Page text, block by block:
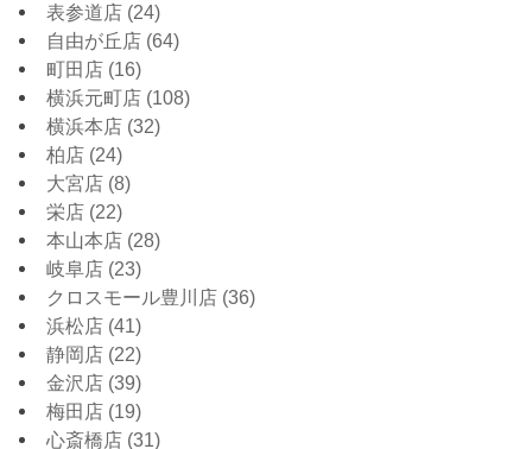
表参道店 (24)
自由が丘店 (64)
町田店 (16)
横浜元町店 (108)
横浜本店 (32)
柏店 (24)
大宮店 (8)
栄店 (22)
本山本店 (28)
岐阜店 (23)
クロスモール豊川店 (36)
浜松店 (41)
静岡店 (22)
金沢店 (39)
梅田店 (19)
心斎橋店 (31)